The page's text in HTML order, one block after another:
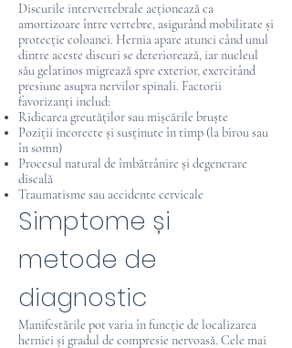
Discurile intervertebrale acționează ca
amortizoare între vertebre, asigurând mobilitate și
protecție coloanei. Hernia apare atunci când unul
dintre aceste discuri se deteriorează, iar nucleul
său gelatinos migrează spre exterior, exercitând
presiune asupra nervilor spinali. Factorii
favorizanți includ:
Ridicarea greutăților sau mișcările bruște
Poziții incorecte și susținute în timp (la birou sau
în somn)
Procesul natural de îmbătrânire și degenerare
discală
Traumatisme sau accidente cervicale
Simptome și
metode de
diagnostic
Manifestările pot varia în funcție de localizarea
herniei și gradul de compresie nervoasă. Cele mai